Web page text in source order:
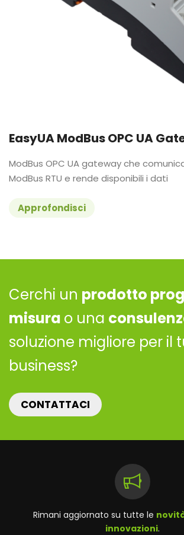
EasyUA ModBus OPC UA
ModBus OPC UA gateway che
ModBus RTU e rende disponibili i dati
Approfondisci
Cerchi un prodotto
misura o una
soluzione migliore per il
business?
CONTATTACI
Rimani aggiornato su tutte le
innovazioni.